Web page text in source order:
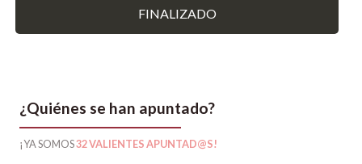
FINALIZADO
¿Quiénes se han apuntado?
¡YA SOMOS32 VALIENTES APUNTAD@S!